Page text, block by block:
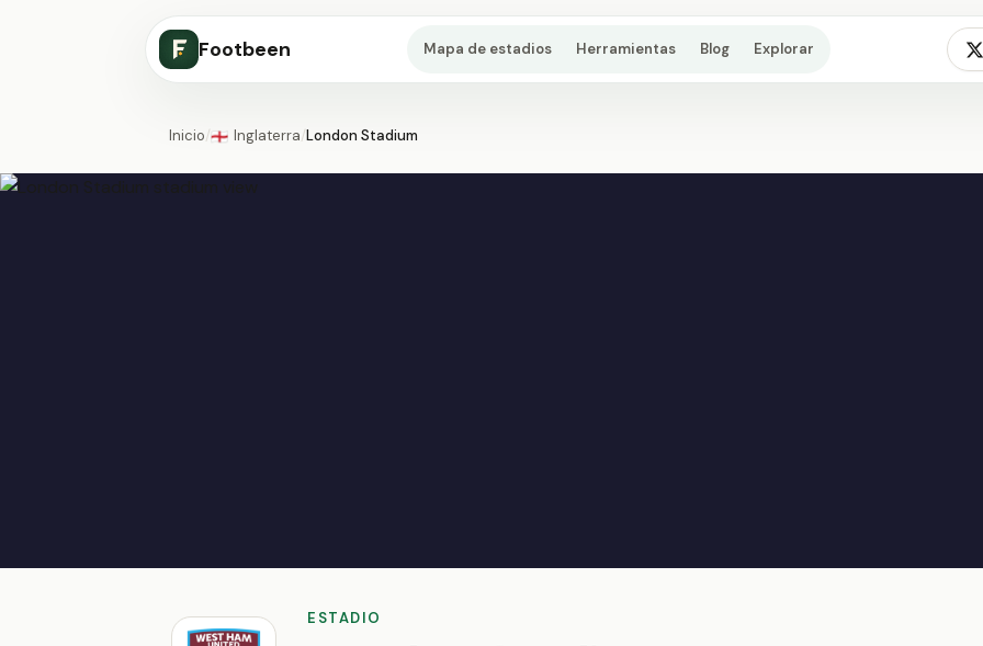
Footbeen Mapa de estadios Herramientas Blog Explorar
Inicio/🏴󠁧󠁢󠁥󠁮󠁧󠁿 Inglaterra/London Stadium
ESTADIO